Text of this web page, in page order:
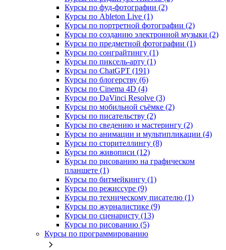
Курсы по фуд-фотографии (2)
Курсы по Ableton Live (1)
Курсы по портретной фотографии (2)
Курсы по созданию электронной музыки (2)
Курсы по предметной фотографии (1)
Курсы по сонграйтингу (1)
Курсы по пиксель-арту (1)
Курсы по ChatGPT (191)
Курсы по блогерству (6)
Курсы по Cinema 4D (4)
Курсы по DaVinci Resolve (3)
Курсы по мобильной съёмке (2)
Курсы по писательству (2)
Курсы по сведению и мастерингу (2)
Курсы по анимации и мультипликации (4)
Курсы по сторителлингу (8)
Курсы по живописи (12)
Курсы по рисованию на графическом
планшете (1)
Курсы по битмейкингу (1)
Курсы по режиссуре (9)
Курсы по техническому писателю (1)
Курсы по журналистике (9)
Курсы по сценаристу (13)
Курсы по рисованию (5)
Курсы по программированию